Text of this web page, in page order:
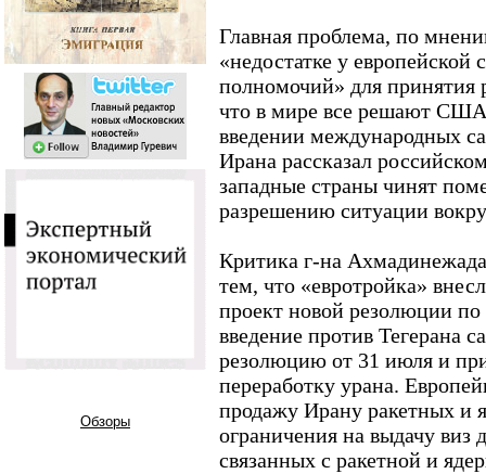
Обзоры
Главная проблема, по
«недостатке у
полномочий» для принятия
что в мире все решают
введении международных
Ирана рассказал
западные страны чинят
разрешению ситуации
Критика г-на
тем, что «евротройка»
проект новой резолюции
введение против Тегерана
резолюцию от 31 июля и
переработку урана.
продажу Ирану ракетных и
ограничения на выдачу виз
связанных с ракетной и